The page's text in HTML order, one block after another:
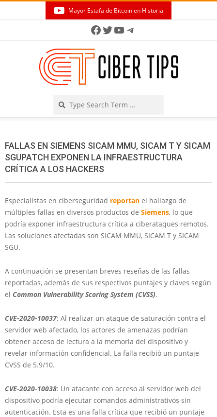
Mayor Estafa de Bitcoin en Historia
Facebook
Twitter
YouTube
Telegram
FALLAS EN SIEMENS SICAM MMU, SICAM T Y SICAM
SGUPATCH EXPONEN LA INFRAESTRUCTURA
CRÍTICA A LOS HACKERS
Especialistas en ciberseguridad reportan el hallazgo de
múltiples fallas en diversos productos de Siemens, lo que
podría exponer infraestructura crítica a ciberataques remotos.
Las soluciones afectadas son SICAM MMU, SICAM T y SICAM
SGU.
A continuación se presentan breves reseñas de las fallas
reportadas, además de sus respectivos puntajes y claves según
el Common Vulnerability Scoring System (CVSS).
CVE-2020-10037: Al realizar un ataque de saturación contra el
servidor web afectado, los actores de amenazas podrían
obtener acceso de lectura a la memoria del dispositivo y
revelar información confidencial. La falla recibió un puntaje
CVSS de 5.9/10.
CVE-2020-10038: Un atacante con acceso al servidor web del
dispositivo podría ejecutar comandos administrativos sin
autenticación. Esta es una falla crítica que recibió un puntaje